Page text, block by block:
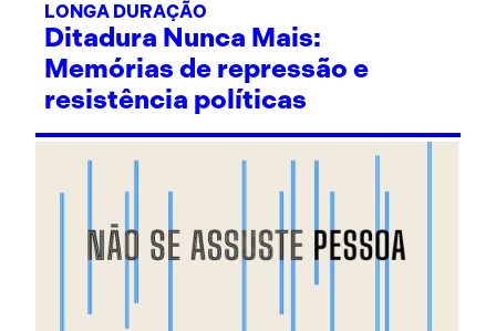
LONGA DURAÇÃO
Ditadura Nunca Mais:
Memórias de repressão e
resistência políticas